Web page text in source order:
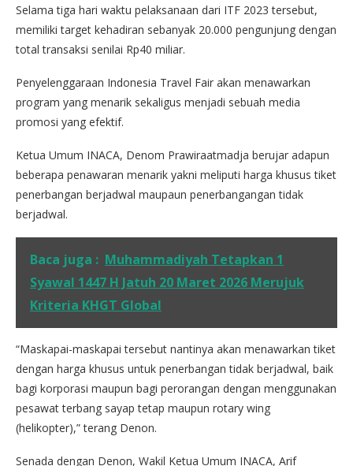
Selama tiga hari waktu pelaksanaan dari ITF 2023 tersebut,
memiliki target kehadiran sebanyak 20.000 pengunjung dengan
total transaksi senilai Rp40 miliar.
Penyelenggaraan Indonesia Travel Fair akan menawarkan
program yang menarik sekaligus menjadi sebuah media
promosi yang efektif.
Ketua Umum INACA, Denom Prawiraatmadja berujar adapun
beberapa penawaran menarik yakni meliputi harga khusus tiket
penerbangan berjadwal maupaun penerbangangan tidak
berjadwal.
Baca juga : Muhammadiyah Tetapkan 1
Syawal 1447 H Jatuh 20 Maret 2026 Merujuk
Kriteria KHGT Global
“Maskapai-maskapai tersebut nantinya akan menawarkan tiket
dengan harga khusus untuk penerbangan tidak berjadwal, baik
bagi korporasi maupun bagi perorangan dengan menggunakan
pesawat terbang sayap tetap maupun rotary wing
(helikopter),” terang Denon.
Senada dengan Denon, Wakil Ketua Umum INACA, Arif